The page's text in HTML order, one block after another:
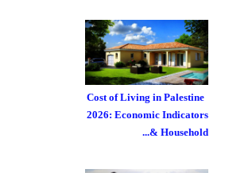
Cost of Living in Palestine
2026: Economic Indicators
& Household...